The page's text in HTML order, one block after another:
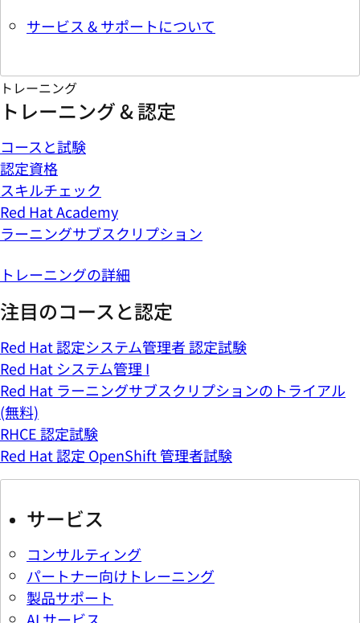
サービス & サポートについて
トレーニング
トレーニング & 認定
コースと試験
認定資格
スキルチェック
Red Hat Academy
ラーニングサブスクリプション
トレーニングの詳細
注目のコースと認定
Red Hat 認定システム管理者 認定試験
Red Hat システム管理 I
Red Hat ラーニングサブスクリプションのトライアル
(無料)
RHCE 認定試験
Red Hat 認定 OpenShift 管理者試験
サービス
コンサルティング
パートナー向けトレーニング
製品サポート